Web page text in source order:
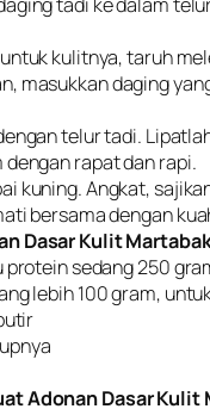
kulitnya, taruh
masukkan daging
telur tadi.
dengan rapat dan rapi.
kuning. Angkat,
bersama dengan
Dasar Kulit
sedang 250
lebih 100 gram,
Adonan Dasar Kulit